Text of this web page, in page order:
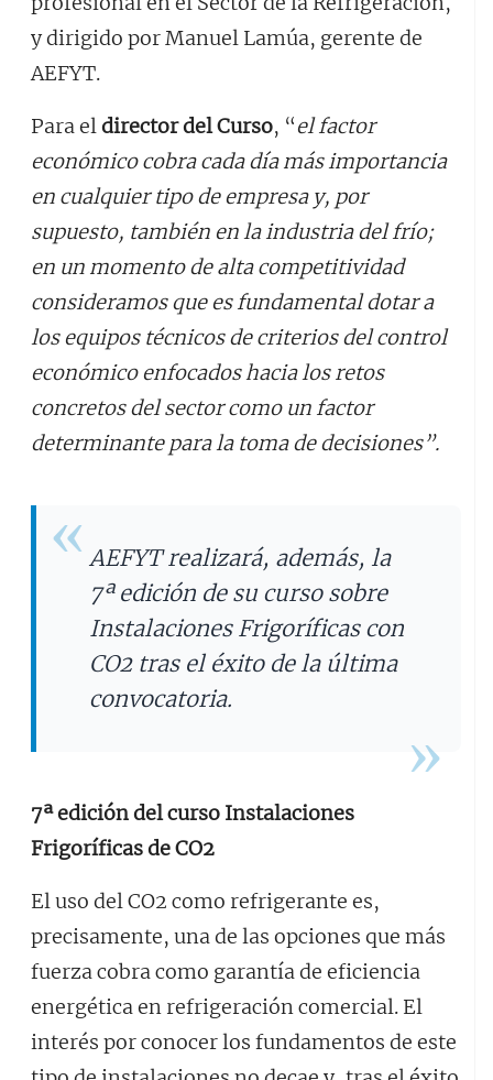
y dirigido por Manuel Lamúa, gerente de
AEFYT.
Para eldirector del Curso, “el factor
económico cobra cada día más importancia
en cualquier tipo de empresa y, por
supuesto, también en la industria del frío;
en un momento de alta competitividad
consideramos que es fundamental dotar a
los equipos técnicos de criterios del control
económico enfocados hacia los retos
concretos del sector como un factor
determinante para la toma de decisiones”.
AEFYT realizará, además, la
7ª edición de su curso sobre
Instalaciones Frigoríficas con
CO2 tras el éxito de la última
convocatoria.
7ª edición del curso Instalaciones
Frigoríficas de CO2
El uso del CO2 como refrigerante es,
precisamente, una de las opciones que más
fuerza cobra como garantía de eficiencia
energética en refrigeración comercial. El
interés por conocer los fundamentos de este